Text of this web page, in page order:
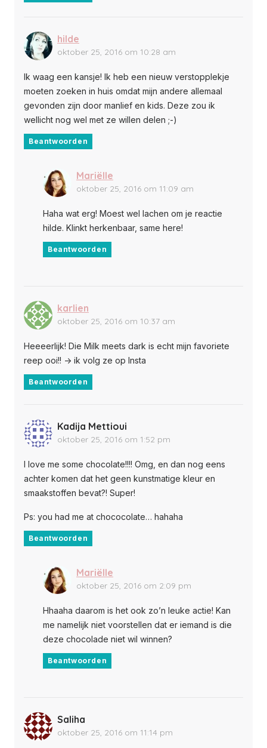
hilde
oktober 25, 2016 om 10:28 am
Ik waag een kansje! Ik heb een nieuw verstopplekje
moeten zoeken in huis omdat mijn andere allemaal
gevonden zijn door manlief en kids. Deze zou ik
wellicht nog wel met ze willen delen ;-)
Beantwoorden
Mariëlle
oktober 25, 2016 om 11:09 am
Haha wat erg! Moest wel lachen om je reactie
hilde. Klinkt herkenbaar, same here!
Beantwoorden
karlien
oktober 25, 2016 om 10:37 am
Heeeerlijk! Die Milk meets dark is echt mijn favoriete
reep ooi!! -> ik volg ze op Insta
Beantwoorden
Kadija Mettioui
oktober 25, 2016 om 1:52 pm
I love me some chocolate!!!! Omg, en dan nog eens
achter komen dat het geen kunstmatige kleur en
smaakstoffen bevat?! Super!
Ps: you had me at chococolate… hahaha
Beantwoorden
Mariëlle
oktober 25, 2016 om 2:09 pm
Hhaaha daarom is het ook zo’n leuke actie! Kan
me namelijk niet voorstellen dat er iemand is die
deze chocolade niet wil winnen?
Beantwoorden
Saliha
oktober 25, 2016 om 11:14 pm